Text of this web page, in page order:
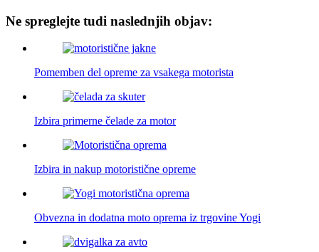
Ne spreglejte tudi naslednjih objav:
Pomemben del opreme za vsakega motorista
Izbira primerne čelade za motor
Izbira in nakup motoristične opreme
Obvezna in dodatna moto oprema iz trgovine Yogi